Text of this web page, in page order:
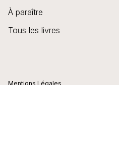
À paraître
Tous les livres
Mentions Légales